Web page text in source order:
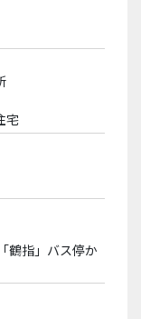
宅
鶴指」バス停か